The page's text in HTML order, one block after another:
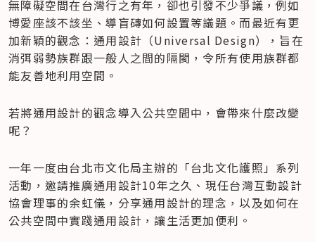
無障礙空間在台灣行之有年，卻也引發不少爭議，例如
博愛座該不該坐、導盲磚如何設置等議題。而最近有更
加新穎的觀念：通用設計（Universal Design），旨在
消弭弱勢族群跟一般人之間的隔閡，令所有使用族群都
能友善地利用空間。
若將通用設計的觀念導入公共空間中，會帶來什麼改變
呢？
一年一度由台北市文化局主辦的「台北文化護照」系列
活動，邀請推廣通用設計10年之久、現任台灣互動設計
協會理事的余虹儀，分享通用設計的理念，以及如何在
公共空間中實踐通用設計，讓生活更加便利。